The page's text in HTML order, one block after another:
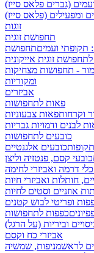
(גברים פלאס סייז)
ומפעילים (פלאס סייז)
זוגות
תחפושת זוגית
תקופתי ועמיםתחפושת
זוגית אייקונית
- תחפושות מצחיקות
ומקוריות
אביזרים
פאות לתחפושות
וקרחותפאות צבעוניות
לבנים ודמויות גבריות
כובעים לתחפושות
כובעים אלגנטיים
כובעי קסם, פנטזיה וליצן
דרמה ואביזרי לחימה
חותלות ואביזרי חיות
אוזניים וסטים לחיות
ופריטי לבוש קטנים
כפפות לתחפושות
וביריות (על הרגל)
אביזרי כח וקסם
לראשמניפות, שמשיה